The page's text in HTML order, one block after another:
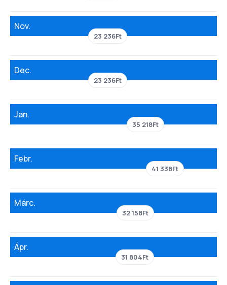
Nov.
23 236Ft
Dec.
23 236Ft
Jan.
35 218Ft
Febr.
41 338Ft
Márc.
32 158Ft
Ápr.
31 804Ft